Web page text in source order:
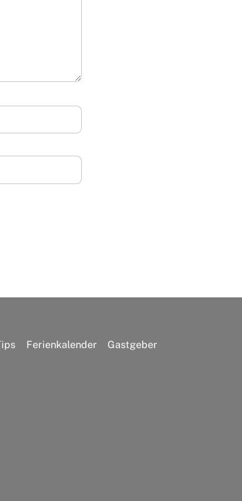
Ferienkalender Gastgeber